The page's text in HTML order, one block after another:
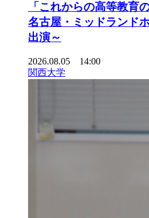
「これからの高等教育
名古屋・ミッドランド
出演～
2026.08.05 14:00
関西大学